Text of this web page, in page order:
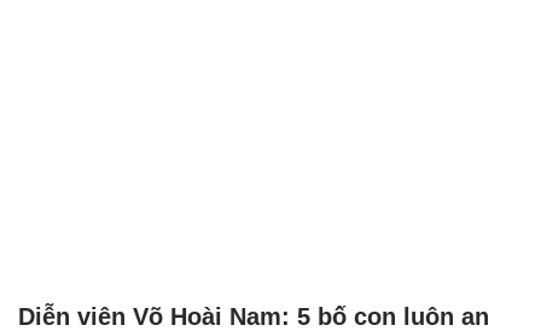
Diễn viên Võ Hoài Nam: 5 bố con luôn an